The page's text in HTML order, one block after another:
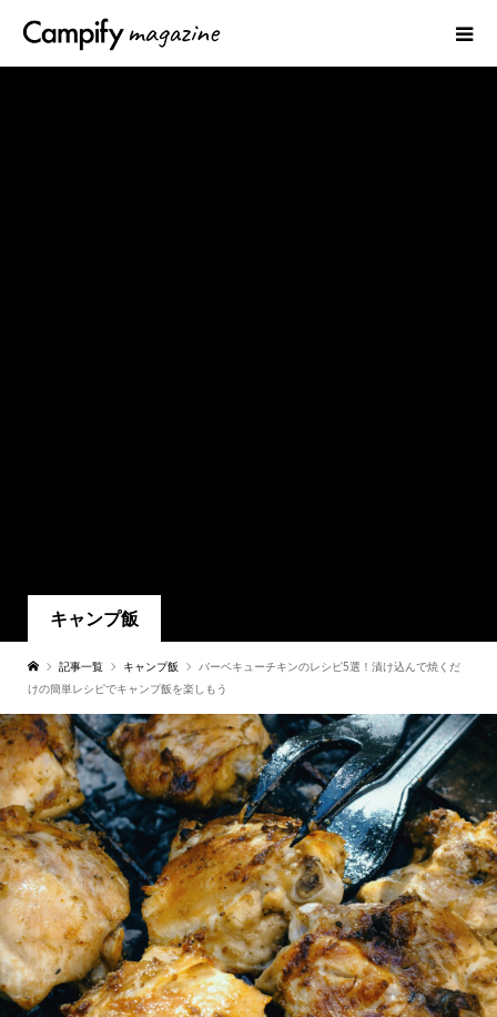
キャンプ飯
記事一覧 キャンプ飯
バーベキューチキンのレシピ5選！漬け込んで焼くだ
けの簡単レシピでキャンプ飯を楽しもう